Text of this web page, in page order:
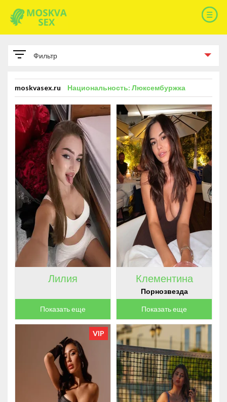
Фильтр
ПАРАМЕТРЫ
РАЗМЕР ГРУДИ
Размер груди A
93
Размер груди B
178
Размер груди C
114
Размер груди D
14
Размер груди E
Размер груди F
КИСКУ БРЕЕТ
ЦВЕТ ВОЛОС
ЯЗЫКИ
ОРИЕНТАЦИЯ
moskvasex.ru Национальность: Люксембуржка
Лилия
Показать еще
Клементина
Порнозвезда
Показать еще
VIP